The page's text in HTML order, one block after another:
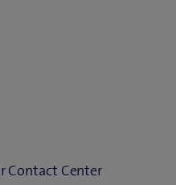
Contact Center